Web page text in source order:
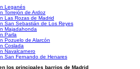
Leganés
Torrejón de Ardoz
Las Rozas de Madrid
San Sebastián de Los Reyes
Majadahonda
Parla
Pozuelo de Alarcón
Coslada
Navalcarnero
San Fernando de Henares
los principales barrios de Madrid